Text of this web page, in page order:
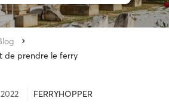
de prendre le ferry
FERRYHOPPER